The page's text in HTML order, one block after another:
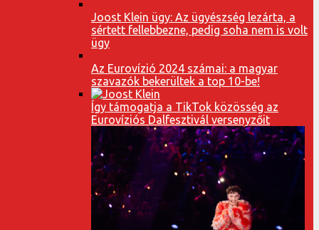
Joost Klein ügy: Az ügyészség lezárta, a
sértett fellebbezne, pedig soha nem is volt
ügy
Az Eurovízió 2024 számai: a magyar
szavazók bekerültek a top 10-be!
Így támogatja a TikTok közösség az
Eurovíziós Dalfesztivál versenyzőit